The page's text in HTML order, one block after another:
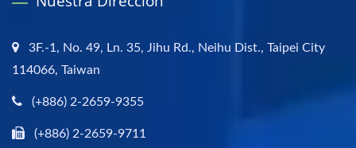
3F.-1, No. 49, Ln. 35, Jihu Rd., Neihu Dist., Taipei City
114066, Taiwan
(+886) 2-2659-9355
(+886) 2-2659-9711